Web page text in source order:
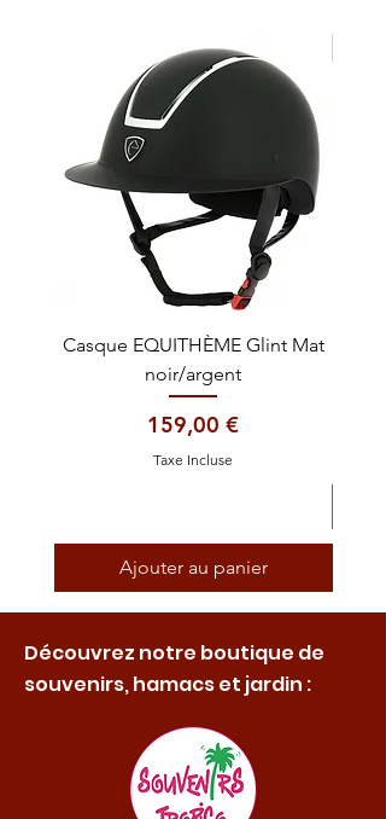
Casque EQUITHÈME Glint Mat
noir/argent
Prix
159,00 €
Taxe Incluse
Ajouter au panier
Découvrez notre boutique de
souvenirs, hamacs et jardin :